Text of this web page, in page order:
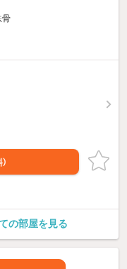
骨
の部屋を見る